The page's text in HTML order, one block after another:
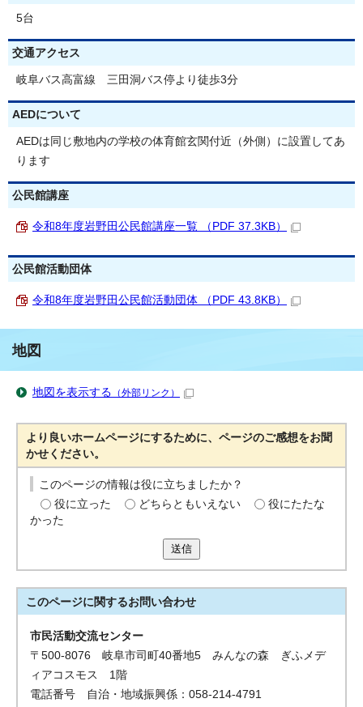
5台
交通アクセス
岐阜バス高富線 三田洞バス停より徒歩3分
AEDについて
AEDは同じ敷地内の学校の体育館玄関付近（外側）に設置してあ
ります
公民館講座
令和8年度岩野田公民館講座一覧 （PDF 37.3KB）
公民館活動団体
令和8年度岩野田公民館活動団体 （PDF 43.8KB）
地図
地図を表示する （外部リンク）
より良いホームページにするために、ページのご感想をお聞
かせください。
このページの情報は役に立ちましたか？
役に立った
どちらともいえない
役にたたな
かった
送信
このページに関するお問い合わせ
市民活動交流センター
〒500-8076 岐阜市司町40番地5 みんなの森 ぎふメデ
ィアコスモス 1階
電話番号 自治・地域振興係：058-214-4791